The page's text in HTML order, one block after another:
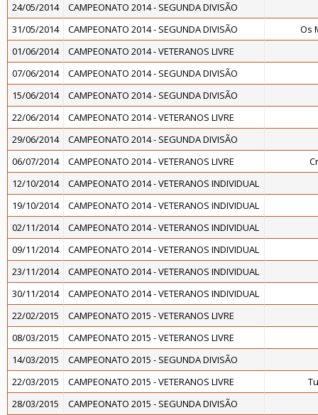
24/05/2014
CAMPEONATO 2014 - SEGUNDA DIVISÃO
31/05/2014
CAMPEONATO 2014 - SEGUNDA DIVISÃO
Os
01/06/2014
CAMPEONATO 2014 - VETERANOS LIVRE
07/06/2014
CAMPEONATO 2014 - SEGUNDA DIVISÃO
15/06/2014
CAMPEONATO 2014 - SEGUNDA DIVISÃO
22/06/2014
CAMPEONATO 2014 - VETERANOS LIVRE
29/06/2014
CAMPEONATO 2014 - SEGUNDA DIVISÃO
06/07/2014
CAMPEONATO 2014 - VETERANOS LIVRE
12/10/2014
CAMPEONATO 2014 - VETERANOS INDIVIDUAL
19/10/2014
CAMPEONATO 2014 - VETERANOS INDIVIDUAL
02/11/2014
CAMPEONATO 2014 - VETERANOS INDIVIDUAL
09/11/2014
CAMPEONATO 2014 - VETERANOS INDIVIDUAL
23/11/2014
CAMPEONATO 2014 - VETERANOS INDIVIDUAL
30/11/2014
CAMPEONATO 2014 - VETERANOS INDIVIDUAL
22/02/2015
CAMPEONATO 2015 - VETERANOS LIVRE
08/03/2015
CAMPEONATO 2015 - VETERANOS LIVRE
14/03/2015
CAMPEONATO 2015 - SEGUNDA DIVISÃO
22/03/2015
CAMPEONATO 2015 - VETERANOS LIVRE
28/03/2015
CAMPEONATO 2015 - SEGUNDA DIVISÃO